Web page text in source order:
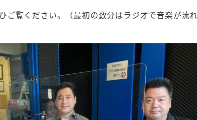
ご覧ください。（最初の数分はラジオで音楽が流